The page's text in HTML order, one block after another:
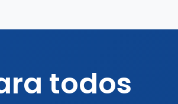
todos